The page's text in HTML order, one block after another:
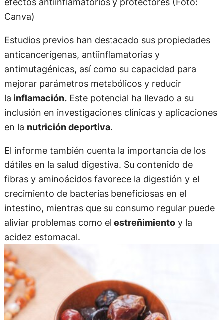
Canva)
Estudios previos han destacado sus propiedades
anticancerígenas, antiinflamatorias y
antimutagénicas, así como su capacidad para
mejorar parámetros metabólicos y reducir
la inflamación.Este potencial ha llevado a su
inclusión en investigaciones clínicas y aplicaciones
en la nutrición deportiva.
El informe también cuenta la importancia de los
dátiles en la salud digestiva. Su contenido de
fibras y aminoácidos favorece la digestión y el
crecimiento de bacterias beneficiosas en el
intestino, mientras que su consumo regular puede
aliviar problemas como el estreñimientoy la
acidez estomacal.